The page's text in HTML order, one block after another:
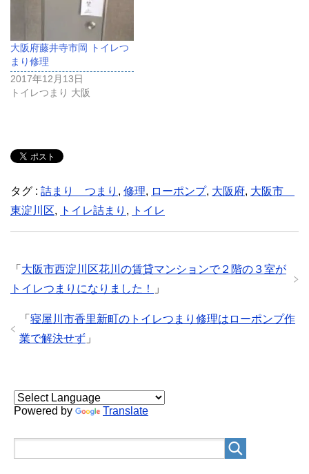
大阪府藤井寺市岡 トイレつ
まり修理
2017年12月13日
トイレつまり 大阪
タグ : 詰まり つまり , 修理, ローポンプ, 大阪府, 大阪市
東淀川区, トイレ詰まり , トイレ
「 大阪市西淀川区花川の賃貸マンションで２階の３室が
トイレつまりになりました！
」
「 寝屋川市香里新町のトイレつまり修理はローポンプ作
業で解決せず 」
Powered by Translate